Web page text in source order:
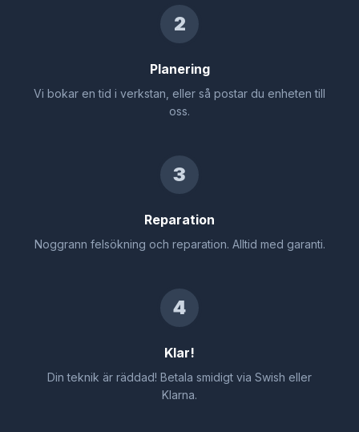
2
Planering
Vi bokar en tid i verkstan, eller så postar du enheten till
oss.
3
Reparation
Noggrann felsökning och reparation. Alltid med garanti.
4
Klar!
Din teknik är räddad! Betala smidigt via Swish eller
Klarna.